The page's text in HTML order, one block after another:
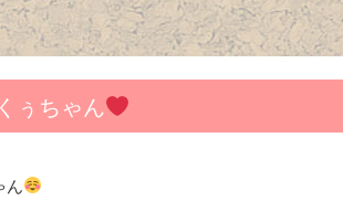
ぅちゃん
ん